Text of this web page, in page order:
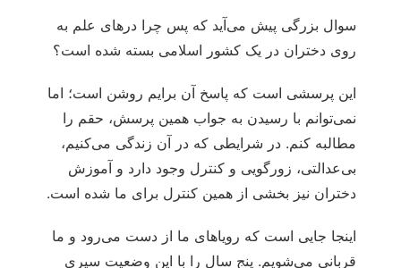
سوال بزرگی پیش می‌‎آید که پس چرا درهای علم به
روی دختران در یک کشور اسلامی بسته شده است؟
این پرسشی است که پاسخ آن برایم روشن است؛ اما
نمی‌توانم با رسیدن به جواب همین پرسش، حقم را
مطالبه کنم. در شرایطی که در آن زندگی می‌کنیم،
بی‌عدالتی، زورگویی و کنترل وجود دارد و آموزش
دختران نیز بخشی از همین کنترل برای ما شده است.
اینجا جایی است که رویاهای ما از دست می‌رود و ما
قربانی می‌شویم. پنج سال را با این وضعیت سپری